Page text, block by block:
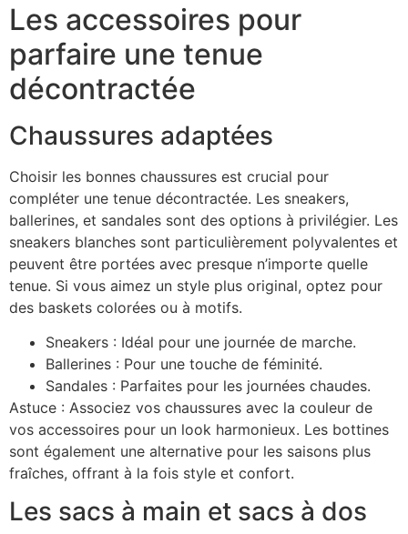
Les accessoires pour
parfaire une tenue
décontractée
Chaussures adaptées
Choisir les bonnes chaussures est crucial pour
compléter une tenue décontractée. Les sneakers,
ballerines, et sandales sont des options à privilégier. Les
sneakers blanches sont particulièrement polyvalentes et
peuvent être portées avec presque n’importe quelle
tenue. Si vous aimez un style plus original, optez pour
des baskets colorées ou à motifs.
Sneakers : Idéal pour une journée de marche.
Ballerines : Pour une touche de féminité.
Sandales : Parfaites pour les journées chaudes.
Astuce : Associez vos chaussures avec la couleur de
vos accessoires pour un look harmonieux. Les bottines
sont également une alternative pour les saisons plus
fraîches, offrant à la fois style et confort.
Les sacs à main et sacs à dos